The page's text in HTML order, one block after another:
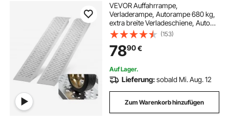
VEVOR Auffahrrampe,
Verladerampe, Autorampe 680 kg,
extra breite Verladeschiene, Auto
Laderampe 2160 x 1375 mm, 2 Stk.
Rampen, für Motorrad, Anhänger,
ATV, UTV, Gartentraktor,
Rasenmäher
(153)
7890€
Auf Lager.
Lieferung:sobald Mi. Aug. 12
Zum Warenkorb hinzufügen